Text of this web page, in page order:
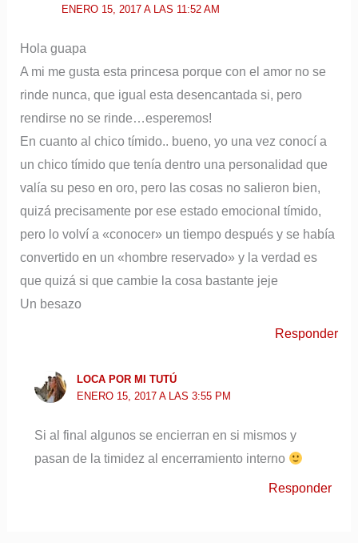
ENERO 15, 2017 A LAS 11:52 AM
Hola guapa
A mi me gusta esta princesa porque con el amor no se
rinde nunca, que igual esta desencantada si, pero
rendirse no se rinde…esperemos!
En cuanto al chico tímido.. bueno, yo una vez conocí a
un chico tímido que tenía dentro una personalidad que
valía su peso en oro, pero las cosas no salieron bien,
quizá precisamente por ese estado emocional tímido,
pero lo volví a «conocer» un tiempo después y se había
convertido en un «hombre reservado» y la verdad es
que quizá si que cambie la cosa bastante jeje
Un besazo
Responder
LOCA POR MI TUTÚ
ENERO 15, 2017 A LAS 3:55 PM
Si al final algunos se encierran en si mismos y
pasan de la timidez al encerramiento interno
Responder